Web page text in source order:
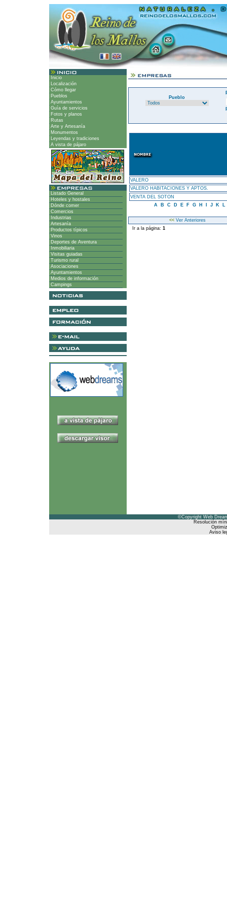
Inicio
Localización
Cómo llegar
Pueblos
Ayuntamientos
Guía de servicios
Fotos y planos
Rutas
Arte y Artesanía
Monumentos
Leyendas y tradiciones
A vista de pájaro
Listado General
Hoteles y hostales
Dónde comer
Comercios
Industrias
Artesanía
Productos típicos
Vinos
Deportes de Aventura
Inmobiliaria
Visitas guiadas
Turismo rural
Asociaciones
Ayuntamientos
Medios de información
Campings
Pueblo
VALERO
VALERO HABITACIONES Y APTOS.
VENTA DEL SOTON
A
B C D E F G H J K L
<<Ver Anteriores
Ir a la página: 1
©Copyright Web
Resolución
Aviso